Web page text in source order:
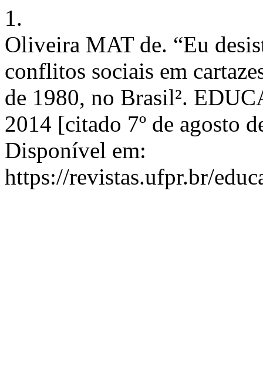
1.
Oliveira MAT de. “Eu
conflitos sociais em
de 1980, no Brasil².
2014 [citado 7º de agosto
Disponível em:
https://revistas.ufpr.br/